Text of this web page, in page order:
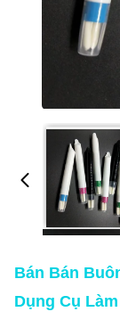
Bán Bán
Dụng Cụ